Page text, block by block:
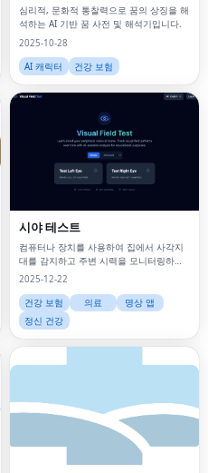
심리적, 문화적 통찰력으로 꿈의 상징을 해
석하는 AI 기반 꿈 사전 및 해석기입니다.
2025-10-28
AI 캐릭터
건강 보험
시야 테스트
컴퓨터나 장치를 사용하여 집에서 사각지
대를 감지하고 주변 시력을 모니터링하는
온라인 시야 테스트입니다.
2025-12-22
건강 보험
의료
명상 앱
정신 건강